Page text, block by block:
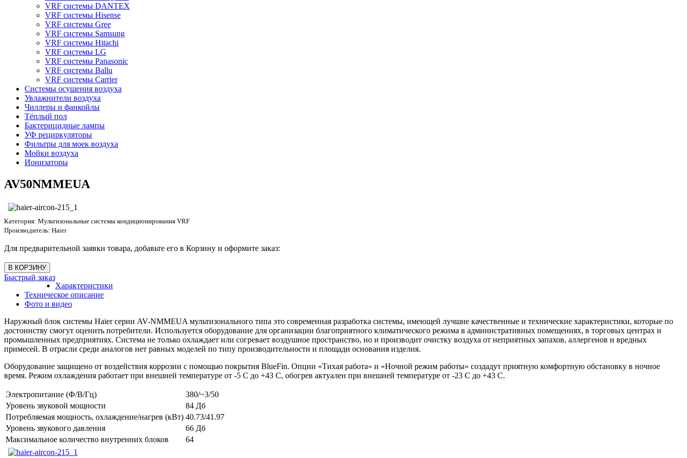
VRF системы DANTEX
VRF системы Hisense
VRF системы Gree
VRF системы Samsung
VRF системы Hitachi
VRF системы LG
VRF системы Panasonic
VRF системы Ballu
VRF системы Carrier
Системы осушения воздуха
Увлажнители воздуха
Чиллеры и фанкойлы
Тёплый пол
Бактерицидные лампы
УФ рециркуляторы
Фильтры для моек воздуха
Мойки воздуха
Ионизаторы
AV50NMMEUA
Категория: Мультизональные системы кондиционирования VRF
Производитель: Haier
Для предварительной заявки товара, добавьте его в Корзину и оформите заказ:
Быстрый заказ
Характеристики
Техническое описание
Фото и видео
Наружный блок системы Haier серии AV-NMMEUA мультизонального типа это современная разработка системы, имеющей лучшие качественные и технические характеристики, которые по
достоинству смогут оценить потребители. Используется оборудование для организации благоприятного климатического режима в административных помещениях, в торговых центрах и
промышленных предприятиях. Система не только охлаждает или согревает воздушное пространство, но и производит очистку воздуха от неприятных запахов, аллергенов и вредных
примесей. В отрасли среди аналогов нет равных моделей по типу производительности и площади основания изделия.
Оборудование защищено от воздействия коррозии с помощью покрытия BlueFin. Опции «Тихая работа» и «Ночной режим работы» создадут приятную комфортную обстановку в ночное
время. Режим охлаждения работает при внешней температуре от -5 С до +43 С, обогрев актуален при внешней температуре от -23 С до +43 С.
Электропитание (Ф/В/Гц)
380/~3/50
Уровень звуковой мощности
84 Дб
Потребляемая мощность, охлаждение/нагрев (кВт) 40.73/41.97
Уровень звукового давления
66 Дб
Максимальное количество внутренних блоков
64